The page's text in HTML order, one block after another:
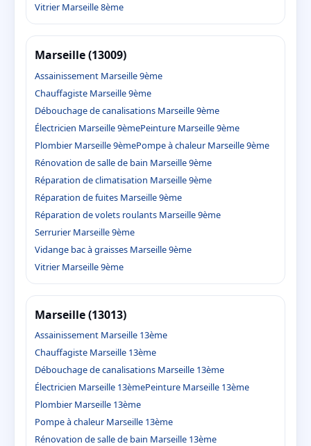
Vitrier Marseille 8ème
Marseille (13009)
Assainissement Marseille 9ème
Chauffagiste Marseille 9ème
Débouchage de canalisations Marseille 9ème
Électricien Marseille 9èmePeinture Marseille 9ème
Plombier Marseille 9èmePompe à chaleur Marseille 9ème
Rénovation de salle de bain Marseille 9ème
Réparation de climatisation Marseille 9ème
Réparation de fuites Marseille 9ème
Réparation de volets roulants Marseille 9ème
Serrurier Marseille 9ème
Vidange bac à graisses Marseille 9ème
Vitrier Marseille 9ème
Marseille (13013)
Assainissement Marseille 13ème
Chauffagiste Marseille 13ème
Débouchage de canalisations Marseille 13ème
Électricien Marseille 13èmePeinture Marseille 13ème
Plombier Marseille 13ème
Pompe à chaleur Marseille 13ème
Rénovation de salle de bain Marseille 13ème